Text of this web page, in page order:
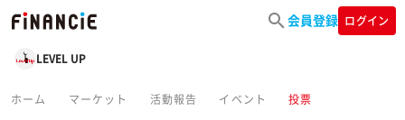
会員登録 ログイン
LEVEL UP
ホーム マーケット 活動報告 イベント 投票